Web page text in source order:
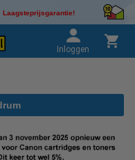
Laagsteprijsgarantie!
Inloggen